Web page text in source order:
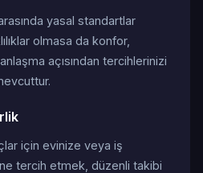
yasal standartlar
olmasa da konfor,
açısından tercihlerinizi
için evinize veya iş
tercih etmek, düzenli takibi